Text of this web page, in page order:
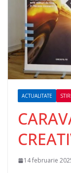
ACTUALITATE
14 februarie